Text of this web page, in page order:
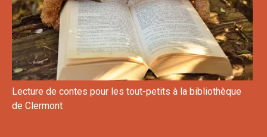
Lecture de contes pour les tout-petits à la bibliothèque
de Clermont